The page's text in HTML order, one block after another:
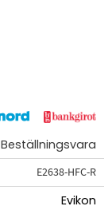
Beställningsvara
E2638-HFC-R
Evikon